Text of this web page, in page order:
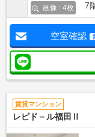
画像 : 4枚
7
空室確認
賃貸マンション
レピド－ル福田Ⅱ